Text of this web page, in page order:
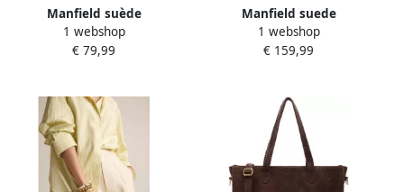
Manfield suède
schoudertas donkerbruin
1 webshop
€ 79,99
Manfield suede
schoudertas donkerbruin
1 webshop
€ 159,99